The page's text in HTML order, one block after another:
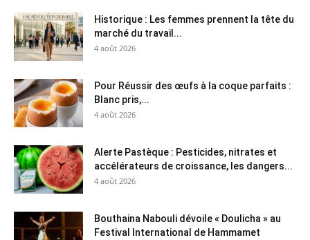
Historique : Les femmes prennent la tête du
marché du travail...
4 août 2026
Pour Réussir des œufs à la coque parfaits :
Blanc pris,...
4 août 2026
Alerte Pastèque : Pesticides, nitrates et
accélérateurs de croissance, les dangers...
4 août 2026
Bouthaina Nabouli dévoile « Doulicha » au
Festival International de Hammamet